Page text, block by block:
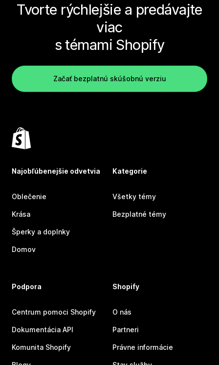
Tvorte rýchlejšie a predávajte
viac
s témami Shopify
Začať bezplatnú skúšobnú verziu
Najobľúbenejšie odvetvia
Oblečenie
Krása
Šperky a doplnky
Domov
Kategorie
Všetky témy
Bezplatné témy
Podpora
Centrum pomoci Shopify
Dokumentácia API
Komunita Shopify
Shopify
O nás
Partneri
Právne informácie